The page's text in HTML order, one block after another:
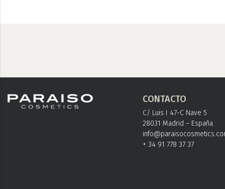
CONTACTO
C/ Luis I 47-C Nave 5
28031 Madrid – España
+ 34 91 778 37 37